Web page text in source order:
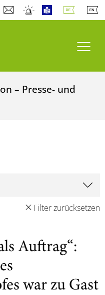
– Presse- und
Filter zurücksetzen
Auftrag“:
war zu Gast